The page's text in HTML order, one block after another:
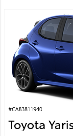
#CA83811940
Toyota